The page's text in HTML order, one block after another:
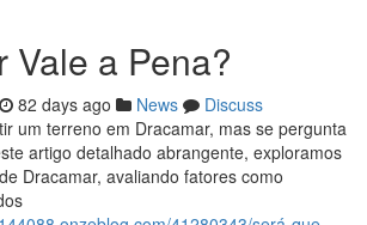
Vale a Pena?
82 days ago News
Discuss
um terreno em Dracamar, mas se pergunta
artigo detalhado abrangente, exploramos
Dracamar, avaliando fatores como